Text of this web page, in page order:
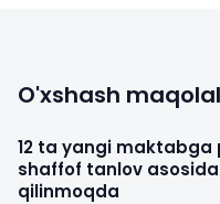
O'xshash
12 ta yangi
shaffof tanlov
qilinmoqda